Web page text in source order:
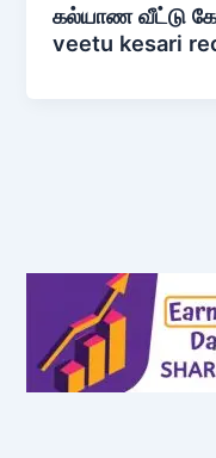
கல்யாண வீட்டு
veetu kesari